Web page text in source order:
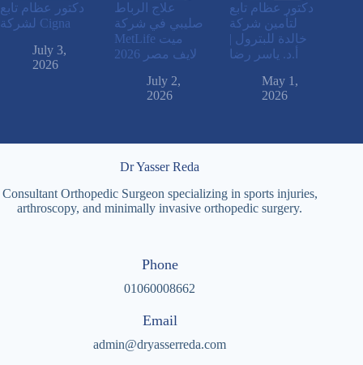
دكتور عظام تابع
لشركة Cigna
July 3,
2026
علاج الرباط
صليبي في شركة
MetLife ميت
لايف مصر 2026
July 2,
2026
دكتور عظام تابع
لتأمين شركة
خالدة للبترول |
أ.د. ياسر رضا
May 1,
2026
Dr Yasser Reda
Consultant Orthopedic Surgeon specializing in sports injuries,
arthroscopy, and minimally invasive orthopedic surgery.
Phone
01060008662
Email
admin@dryasserreda.com